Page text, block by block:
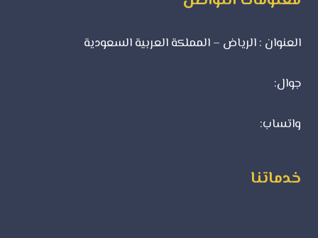
العنوان : الرياض – المملكة العربية السعودية
جوال:
واتساب:
خدماتنا